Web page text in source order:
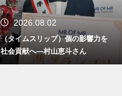
2026.08.02
（タイムスリップ）個の影響力を
社会貢献へ―村山恵斗さん